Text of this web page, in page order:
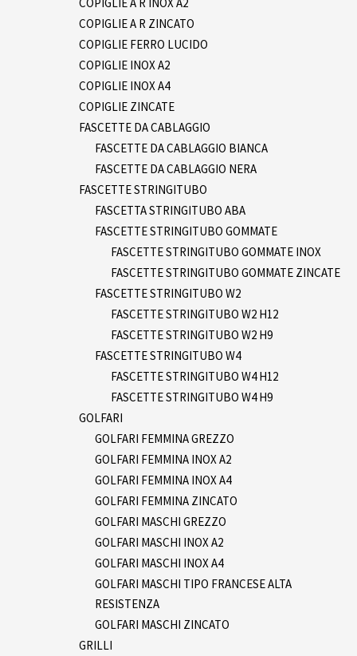
COPIGLIE A R ZINCATO
COPIGLIE FERRO LUCIDO
COPIGLIE INOX A2
COPIGLIE INOX A4
COPIGLIE ZINCATE
FASCETTE DA CABLAGGIO
FASCETTE DA CABLAGGIO BIANCA
FASCETTE DA CABLAGGIO NERA
FASCETTE STRINGITUBO
FASCETTA STRINGITUBO ABA
FASCETTE STRINGITUBO GOMMATE
FASCETTE STRINGITUBO GOMMATE INOX
FASCETTE STRINGITUBO GOMMATE ZINCATE
FASCETTE STRINGITUBO W2
FASCETTE STRINGITUBO W2 H12
FASCETTE STRINGITUBO W2 H9
FASCETTE STRINGITUBO W4
FASCETTE STRINGITUBO W4 H12
FASCETTE STRINGITUBO W4 H9
GOLFARI
GOLFARI FEMMINA GREZZO
GOLFARI FEMMINA INOX A2
GOLFARI FEMMINA INOX A4
GOLFARI FEMMINA ZINCATO
GOLFARI MASCHI GREZZO
GOLFARI MASCHI INOX A2
GOLFARI MASCHI INOX A4
GOLFARI MASCHI TIPO FRANCESE ALTA
RESISTENZA
GOLFARI MASCHI ZINCATO
GRILLI